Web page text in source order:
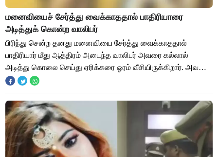
மனைவியைச் சேர்த்து வைக்காததால் பாதிரியாரை
அடித்துக் கொன்ற வாலிபர்
பிரிந்து சென்ற தனது மனைவியை சேர்த்து வைக்காததால்
பாதிரியார் மீது ஆத்திரம் அடைந்த வாலிபர் அவரை கல்லால்
அடித்து கொலை செய்து ஏரிக்கரை ஓரம் வீசியிருக்கிறார். அவரை
போலீசார் கைது செய்துள்ளனர். மகாராஷ்டிரா